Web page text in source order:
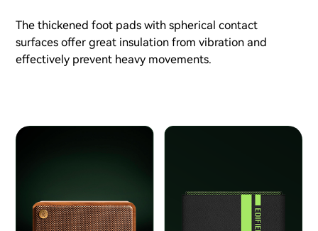
The thickened foot pads with spherical contact
surfaces offer great insulation from vibration and
effectively prevent heavy movements.